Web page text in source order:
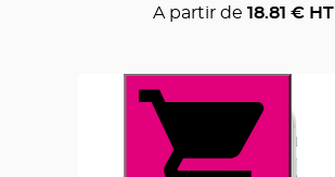
A partir de 18.81 € HT